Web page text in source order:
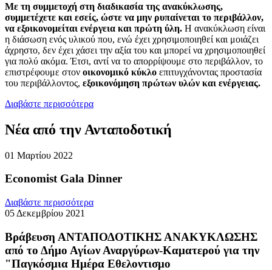
Με τη συμμετοχή στη διαδικασία της ανακύκλωσης,
συμμετέχετε και εσείς, ώστε να μην ρυπαίνεται το περιβάλλον,
να εξοικονομείται ενέργεια και πρώτη ύλη. Η ανακύκλωση είναι
η διάσωση ενός υλικού που, ενώ έχει χρησιμοποιηθεί και μοιάζει
άχρηστο, δεν έχει χάσει την αξία του και μπορεί να χρησιμοποιηθεί
για πολύ ακόμα. Έτσι, αντί να το απορρίψουμε στο περιβάλλον, το
επιστρέφουμε στον οικονομικό κύκλο επιτυγχάνοντας προστασία
του περιβάλλοντος, εξοικονόμηση πρώτων υλών και ενέργειας.
Διαβάστε περισσότερα
Νέα από την Ανταποδοτική
01 Μαρτίου 2022
Economist Gala Dinner
Διαβάστε περισσότερα
05 Δεκεμβρίου 2021
Βράβευση ΑΝΤΑΠΟΔΟΤΙΚΗΣ ΑΝΑΚΥΚΛΩΣΗΣ
από το Δήμο Αγίων Αναργύρων-Καματερού για την
"Παγκόσμια Ημέρα Εθελοντισμο